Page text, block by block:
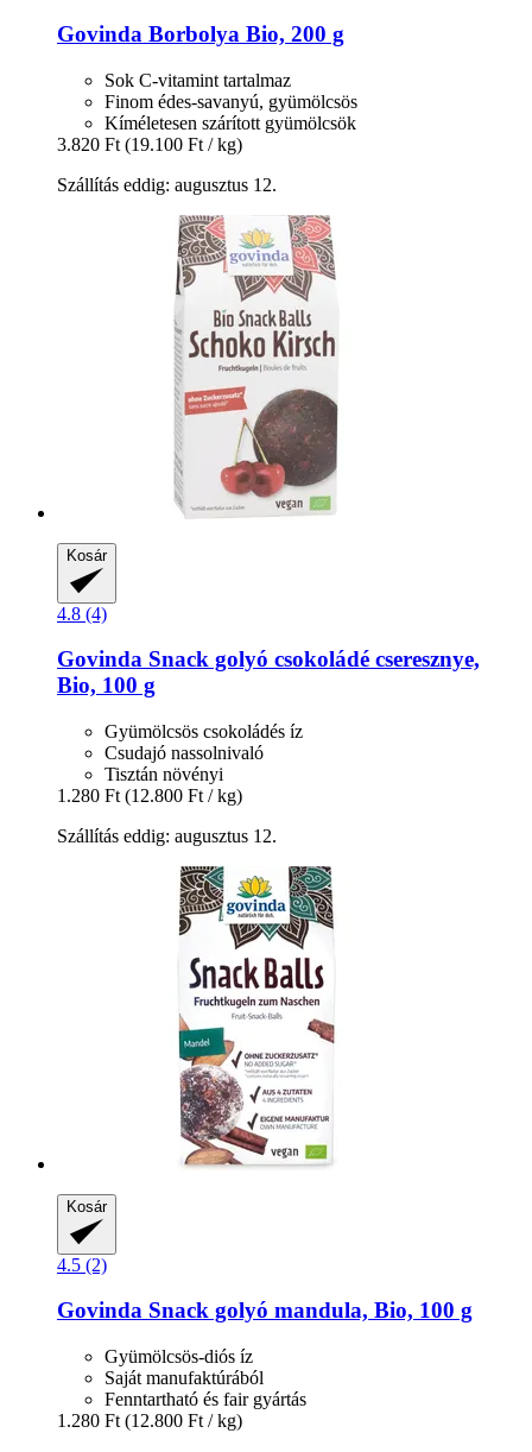
Govinda Borbolya Bio, 200 g
Sok C-vitamint tartalmaz
Finom édes-savanyú, gyümölcsös
Kíméletesen szárított gyümölcsök
3.820 Ft (19.100 Ft / kg)
Szállítás eddig: augusztus 12.
Kosár
4.8 (4)
Govinda Snack golyó csokoládé cseresznye,
Bio, 100 g
Gyümölcsös csokoládés íz
Csudajó nassolnivaló
Tisztán növényi
1.280 Ft (12.800 Ft / kg)
Szállítás eddig: augusztus 12.
Kosár
4.5 (2)
Govinda Snack golyó mandula, Bio, 100 g
Gyümölcsös-diós íz
Saját manufaktúrából
Fenntartható és fair gyártás
1.280 Ft (12.800 Ft / kg)